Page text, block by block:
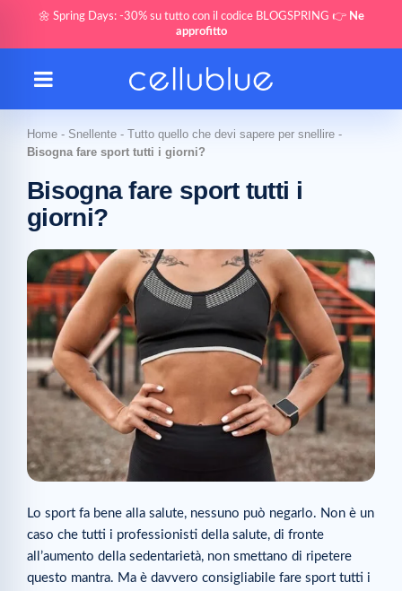
🌼 Spring Days: -30% su tutto con il codice BLOGSPRING 👉 Ne
approfitto
Home - Snellente - Tutto quello che devi sapere per snellire -
Bisogna fare sport tutti i giorni?
Bisogna fare sport tutti i
giorni?
Lo sport fa bene alla salute, nessuno può negarlo. Non è un
caso che tutti i professionisti della salute, di fronte
all’aumento della sedentarietà, non smettano di ripetere
questo mantra. Ma è davvero consigliabile fare sport tutti i